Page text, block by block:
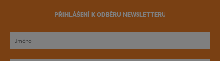
PŘIHLÁŠENÍ K ODBĚRU NEWSLETTERU